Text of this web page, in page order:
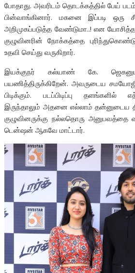
போதாது. அவரிடம் தொடக்கத்தில் பேய்
பின்வாங்கினார். மகனை இப்படி ஒரு
அறிமுகப்படுத்த வேண்டுமா..! என
குழுவினரின் நோக்கத்தை
உதவி செய்து வருகிறார்.
இயக்குநர் கல்யாண் கே.
பயணித்திருக்கிறேன். அவருடைய
பிடிக்கும். படப்பிடிப்பு தளங்களில்
இருந்தாலும் அதனை எல்லாம் தன்னுடைய
குழுவினருக்கு நல்லதொரு அனுபவத்தை
டென்ஷன் ஆகவே மாட்டார்.